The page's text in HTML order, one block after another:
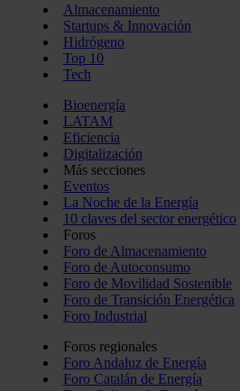
Almacenamiento
Startups & Innovación
Hidrógeno
Top 10
Tech
Bioenergía
LATAM
Eficiencia
Digitalización
Más secciones
Eventos
La Noche de la Energía
10 claves del sector energético
Foros
Foro de Almacenamiento
Foro de Autoconsumo
Foro de Movilidad Sostenible
Foro de Transición Energética
Foro Industrial
Foros regionales
Foro Andaluz de Energía
Foro Catalán de Energía